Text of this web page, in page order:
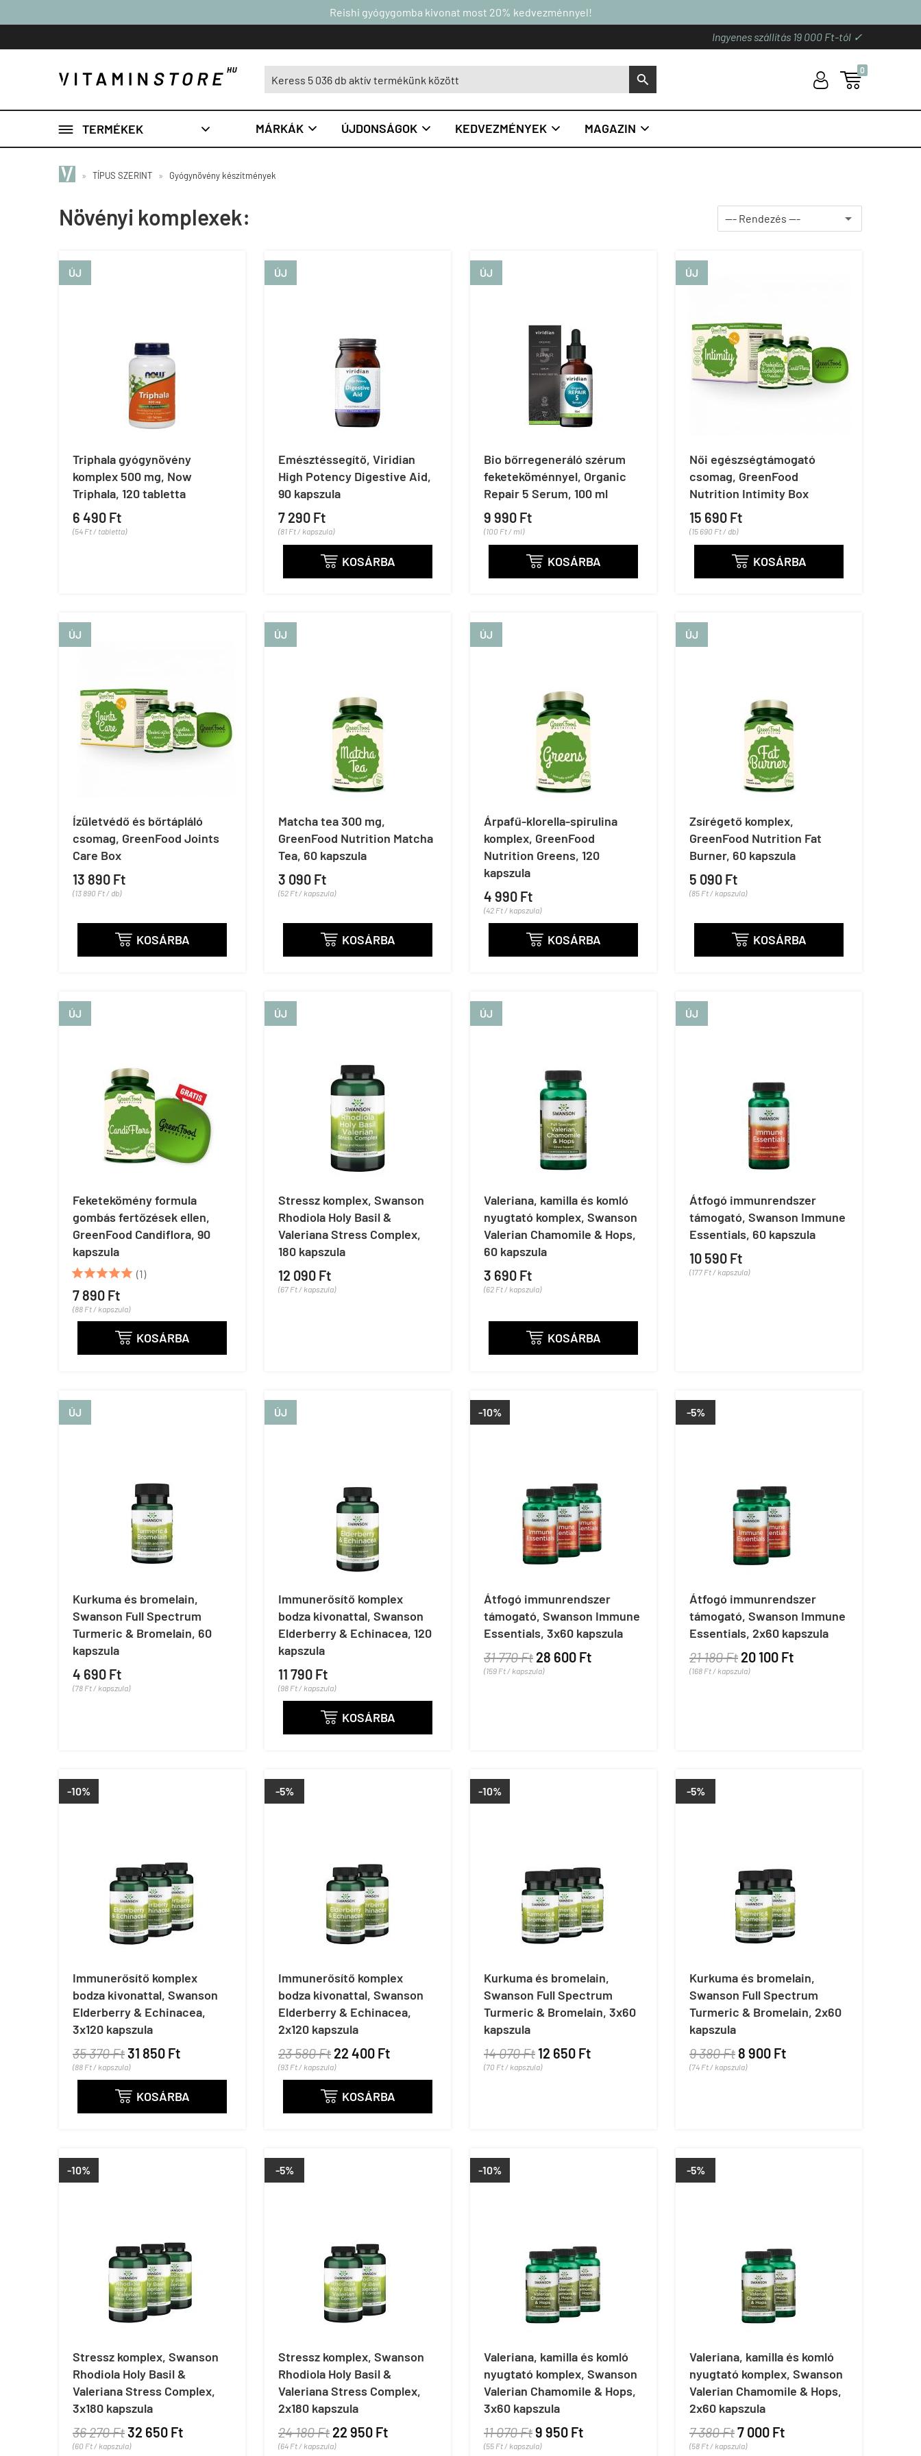
Reishi gyógygomba kivonat most 20% kedvezménnyel!
Ingyenes szállítás 19 000 Ft-tól ✓
S U 
0
 TERMÉKEK  MÁRKÁK  ÚJDONSÁGOK  KEDVEZMÉNYEK  MAGAZIN 
» TÍPUS SZERINT » Gyógynövény készítmények
Növényi komplexek:
ÚJ
Triphala gyógynövény
komplex 500 mg, Now
Triphala, 120 tabletta
6 490 Ft
(54 Ft / tabletta)
ÚJ
Emésztéssegítő, Viridian
High Potency Digestive Aid,
90 kapszula
7 290 Ft
(81 Ft / kapszula)
 KOSÁRBA
ÚJ
Bio bőrregeneráló szérum
feketeköménnyel, Organic
Repair 5 Serum, 100 ml
9 990 Ft
(100 Ft / ml)
 KOSÁRBA
ÚJ
Női egészségtámogató
csomag, GreenFood
Nutrition Intimity Box
15 690 Ft
(15 690 Ft / db)
 KOSÁRBA
ÚJ
Ízületvédő és bőrtápláló
csomag, GreenFood Joints
Care Box
13 890 Ft
(13 890 Ft / db)
 KOSÁRBA
ÚJ
Matcha tea 300 mg,
GreenFood Nutrition Matcha
Tea, 60 kapszula
3 090 Ft
(52 Ft / kapszula)
 KOSÁRBA
ÚJ
Árpafű-klorella-spirulina
komplex, GreenFood
Nutrition Greens, 120
kapszula
4 990 Ft
(42 Ft / kapszula)
 KOSÁRBA
ÚJ
Zsírégető komplex,
GreenFood Nutrition Fat
Burner, 60 kapszula
5 090 Ft
(85 Ft / kapszula)
 KOSÁRBA
ÚJ
Feketekömény formula
gombás fertőzések ellen,
GreenFood Candiflora, 90
kapszula
 (1)
7 890 Ft
(88 Ft / kapszula)
 KOSÁRBA
ÚJ
Stressz komplex, Swanson
Rhodiola Holy Basil &
Valeriana Stress Complex,
180 kapszula
12 090 Ft
(67 Ft / kapszula)
ÚJ
Valeriana, kamilla és komló
nyugtató komplex, Swanson
Valerian Chamomile & Hops,
60 kapszula
3 690 Ft
(62 Ft / kapszula)
 KOSÁRBA
ÚJ
Átfogó immunrendszer
támogató, Swanson Immune
Essentials, 60 kapszula
10 590 Ft
(177 Ft / kapszula)
ÚJ
Kurkuma és bromelain,
Swanson Full Spectrum
Turmeric & Bromelain, 60
kapszula
4 690 Ft
(78 Ft / kapszula)
ÚJ
Immunerősítő komplex
bodza kivonattal, Swanson
Elderberry & Echinacea, 120
kapszula
11 790 Ft
(98 Ft / kapszula)
 KOSÁRBA
-10%
Átfogó immunrendszer
támogató, Swanson Immune
Essentials, 3x60 kapszula
31 770 Ft 28 600 Ft
(159 Ft / kapszula)
-5%
Átfogó immunrendszer
támogató, Swanson Immune
Essentials, 2x60 kapszula
21 180 Ft 20 100 Ft
(168 Ft / kapszula)
-10%
Immunerősítő komplex
bodza kivonattal, Swanson
Elderberry & Echinacea,
3x120 kapszula
35 370 Ft31 850 Ft
(88 Ft / kapszula)
 KOSÁRBA
-5%
Immunerősítő komplex
bodza kivonattal, Swanson
Elderberry & Echinacea,
2x120 kapszula
23 580 Ft 22 400 Ft
(93 Ft / kapszula)
 KOSÁRBA
-10%
Kurkuma és bromelain,
Swanson Full Spectrum
Turmeric & Bromelain, 3x60
kapszula
14 070 Ft 12 650 Ft
(70 Ft / kapszula)
-5%
Kurkuma és bromelain,
Swanson Full Spectrum
Turmeric & Bromelain, 2x60
kapszula
9 380 Ft8 900 Ft
(74 Ft / kapszula)
-10%
Stressz komplex, Swanson
Rhodiola Holy Basil &
Valeriana Stress Complex,
3x180 kapszula
36 270 Ft32 650 Ft
(60 Ft / kapszula)
-5%
Stressz komplex, Swanson
Rhodiola Holy Basil &
Valeriana Stress Complex,
2x180 kapszula
24 180 Ft 22 950 Ft
(64 Ft / kapszula)
-10%
Valeriana, kamilla és komló
nyugtató komplex, Swanson
Valerian Chamomile & Hops,
3x60 kapszula
11 070 Ft9 950 Ft
(55 Ft / kapszula)
-5%
Valeriana, kamilla és komló
nyugtató komplex, Swanson
Valerian Chamomile & Hops,
2x60 kapszula
7 380 Ft7 000 Ft
(58 Ft / kapszula)